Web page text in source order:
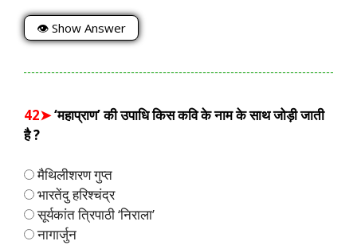
👁 Show Answer
42➤‘महाप्राण’ की उपाधि किस कवि के नाम के साथ जोड़ी जाती
है ?
मैथिलीशरण गुप्त
भारतेंदु हरिश्चंद्र
सूर्यकांत त्रिपाठी ‘निराला’
नागार्जुन